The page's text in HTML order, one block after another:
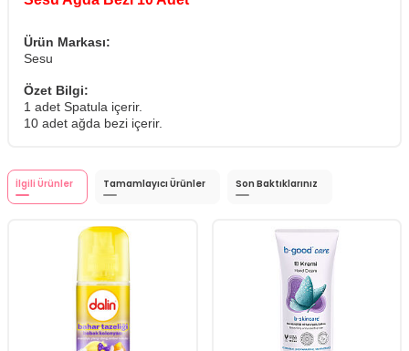
Ürün Markası:
Sesu
Özet Bilgi:
1 adet Spatula içerir.
10 adet ağda bezi içerir.
İlgili Ürünler Tamamlayıcı Ürünler Son Baktıklarınız